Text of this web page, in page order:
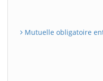
Mutuelle obligatoire